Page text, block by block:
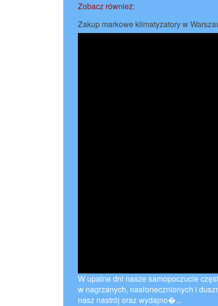
Zobacz również:
Zakup markowe klimatyzatory w
W upalne dni nasze samopoczucie
w nagrzanych, nasłonecznionych i
nasz nastrój oraz wydajno�...